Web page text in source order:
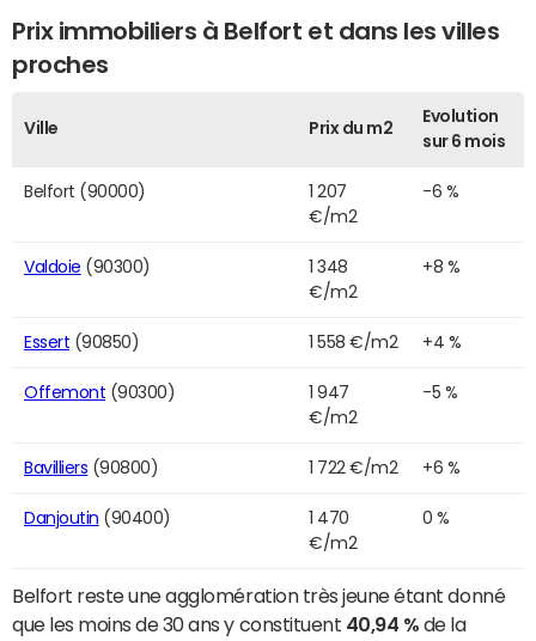
Prix immobiliers à Belfort et dans les villes
proches
Ville Prix du m2
Evolution
sur 6 mois
Belfort (90000)
1 207
€/m2
-6 %
Valdoie (90300)
1 348
€/m2
+8 %
Essert (90850) 1 558 €/m2 +4 %
Offemont (90300)
1 947
€/m2
-5 %
Bavilliers (90800) 1 722 €/m2 +6 %
Danjoutin (90400)
1 470
€/m2
0 %
Belfort reste une agglomération très jeune étant donné
que les moins de 30 ans y constituent 40,94 % de la